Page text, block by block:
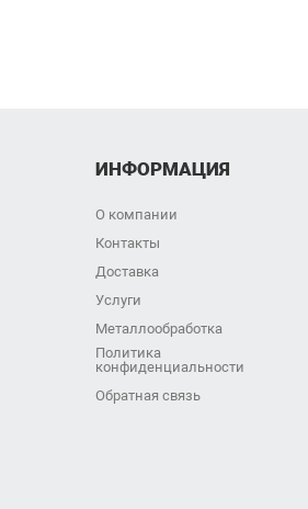
ИНФОРМАЦИЯ
О компании
Контакты
Доставка
Услуги
Металлообработка
Политика
конфиденциальности
Обратная связь